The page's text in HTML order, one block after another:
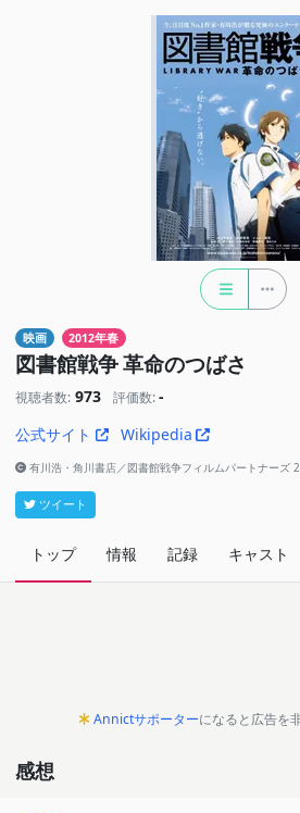
映画 2012年春
図書館戦争 革命のつばさ
視聴者数: 973 評価数: -
公式サイト
Wikipedia
有川浩・角川書店／図書館戦争フィルムパートナーズ
ツイート
トップ 情報 記録 キャスト
Annictサポーターになると広告を
感想